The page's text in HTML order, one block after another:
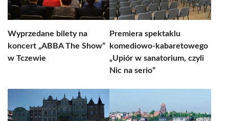
Wyprzedane bilety na
koncert „ABBA The Show”
w Tczewie
Premiera spektaklu
komediowo-kabaretowego
„Upiór w sanatorium, czyli
Nic na serio”